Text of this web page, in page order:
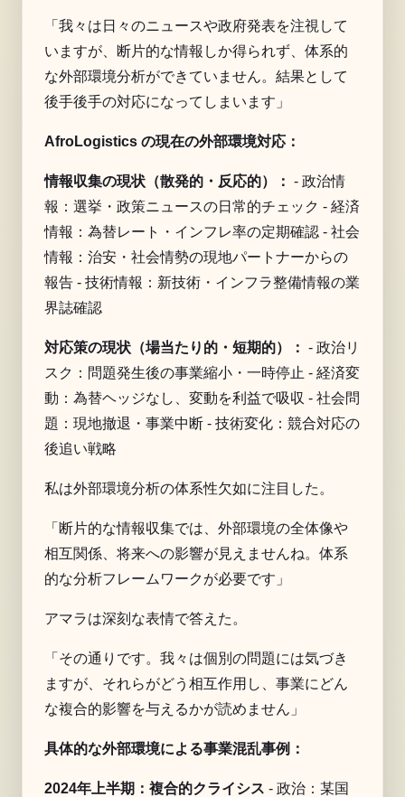
「我々は日々のニュースや政府発表を注視して
いますが、断片的な情報しか得られず、体系的
な外部環境分析ができていません。結果として
後手後手の対応になってしまいます」
AfroLogistics の現在の外部環境対応：
情報収集の現状（散発的・反応的）： - 政治情
報：選挙・政策ニュースの日常的チェック - 経済
情報：為替レート・インフレ率の定期確認 - 社会
情報：治安・社会情勢の現地パートナーからの
報告 - 技術情報：新技術・インフラ整備情報の業
界誌確認
対応策の現状（場当たり的・短期的）： - 政治リ
スク：問題発生後の事業縮小・一時停止 - 経済変
動：為替ヘッジなし、変動を利益で吸収 - 社会問
題：現地撤退・事業中断 - 技術変化：競合対応の
後追い戦略
私は外部環境分析の体系性欠如に注目した。
「断片的な情報収集では、外部環境の全体像や
相互関係、将来への影響が見えませんね。体系
的な分析フレームワークが必要です」
アマラは深刻な表情で答えた。
「その通りです。我々は個別の問題には気づき
ますが、それらがどう相互作用し、事業にどん
な複合的影響を与えるかが読めません」
具体的な外部環境による事業混乱事例：
2024年上半期：複合的クライシス - 政治：某国